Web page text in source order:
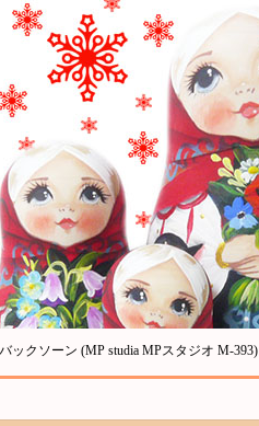
ックソーン (MP studia MPスタジオ M-393)